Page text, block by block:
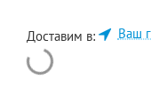
Доставим в: Ваш